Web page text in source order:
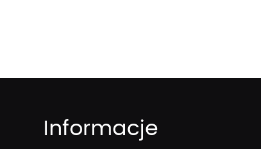
Informacje